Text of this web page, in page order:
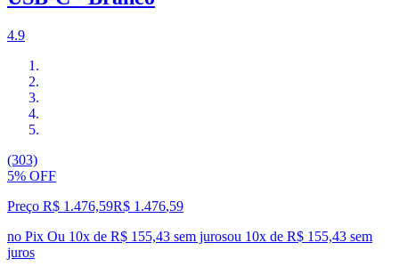
4.9
(303)
5% OFF
Preço R$ 1.476,59R$ 1.476,59
no Pix Ou 10x de R$ 155,43 sem jurosou 10x de R$ 155,43 sem
juros